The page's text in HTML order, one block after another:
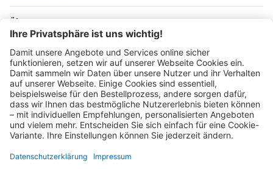
Über DELTA-V
Produktsortiment
Ratgeber
Folgen Sie uns auch auf
Unser Angebot richtet sich ausschließlich an Industrie, Handel, Gewerbe und